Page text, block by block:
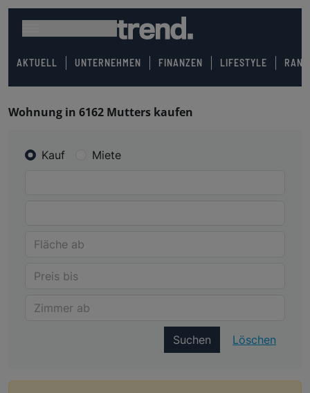
AKTUELL UNTERNEHMEN FINANZEN LIFESTYLE
Wohnung in 6162 Mutters kaufen
Kauf Miete
Suchen Löschen